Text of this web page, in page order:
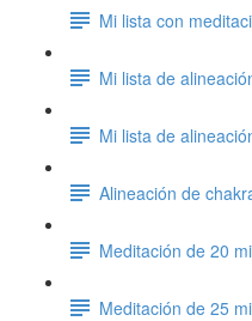
Mi lista con
Mi lista de
Mi lista de
Alineación de
Meditación de 20
Meditación de 25